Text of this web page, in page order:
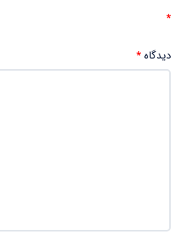
*
دیدگاه*